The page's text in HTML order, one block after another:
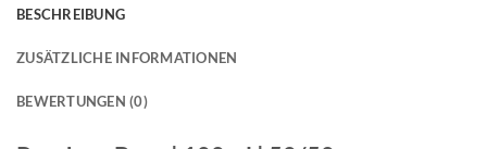
BESCHREIBUNG
ZUSÄTZLICHE INFORMATIONEN
BEWERTUNGEN (0)